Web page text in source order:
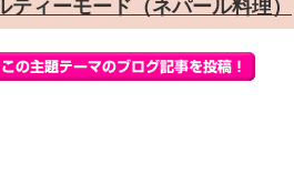
ティーモード（ネパール料理）